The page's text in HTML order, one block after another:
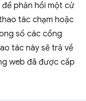
để phản hồi một cử
tác chạm hoặc
số các cổng
tác này sẽ trả về
web đã được cấp